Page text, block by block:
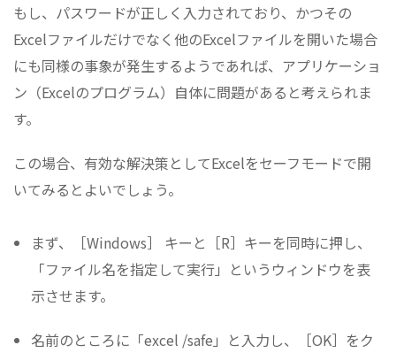
もし、パスワードが正しく入力されており、かつその
Excelファイルだけでなく他のExcelファイルを開いた場合
にも同様の事象が発生するようであれば、アプリケーショ
ン（Excelのプログラム）自体に問題があると考えられま
す。
この場合、有効な解決策としてExcelをセーフモードで開
いてみるとよいでしょう。
まず、［Windows］ キーと［R］キーを同時に押し、
「ファイル名を指定して実行」というウィンドウを表
示させます。
名前のところに「excel /safe」と入力し、［OK］をク